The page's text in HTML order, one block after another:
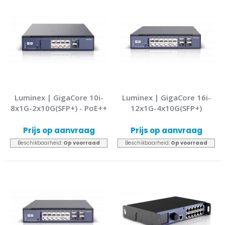
Luminex | GigaCore 10i-
8x1G-2x10G(SFP+) - PoE++
Prijs op aanvraag
Beschikbaarheid: Op voorraad
Luminex | GigaCore 16i-
12x1G-4x10G(SFP+)
Prijs op aanvraag
Beschikbaarheid: Op voorraad